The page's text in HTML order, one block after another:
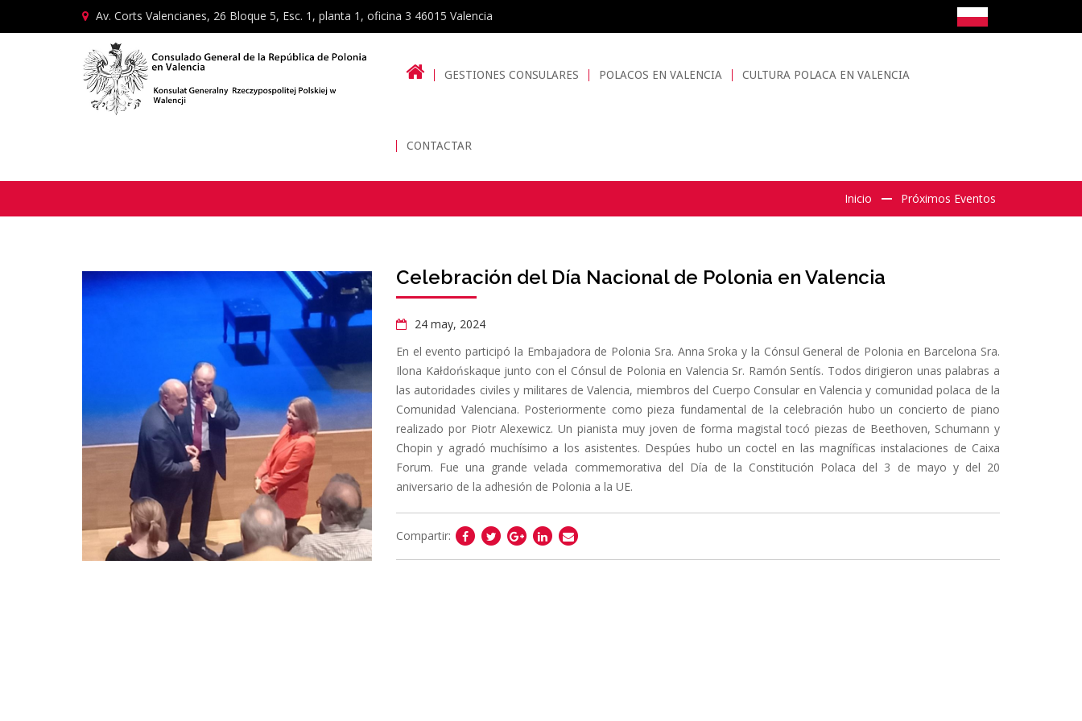
Av. Corts Valencianes, 26 Bloque 5, Esc. 1, planta 1, oficina 3 46015 Valencia
GESTIONES CONSULARES POLACOS EN VALENCIA CULTURA POLACA EN VALENCIA
CONTACTAR
Inicio Próximos Eventos
Celebración del Día Nacional de Polonia en Valencia
24 may, 2024
En el evento participó la Embajadora de Polonia Sra. Anna Sroka y la Cónsul General de Polonia en Barcelona Sra.
Ilona Kałdońskaque junto con el Cónsul de Polonia en Valencia Sr. Ramón Sentís. Todos dirigieron unas palabras a
las autoridades civiles y militares de Valencia, miembros del Cuerpo Consular en Valencia y comunidad polaca de la
Comunidad Valenciana. Posteriormente como pieza fundamental de la celebración hubo un concierto de piano
realizado por Piotr Alexewicz. Un pianista muy joven de forma magistal tocó piezas de Beethoven, Schumann y
Chopin y agradó muchísimo a los asistentes. Despúes hubo un coctel en las magníficas instalaciones de Caixa
Forum. Fue una grande velada commemorativa del Día de la Constitución Polaca del 3 de mayo y del 20
aniversario de la adhesión de Polonia a la UE.
Compartir: